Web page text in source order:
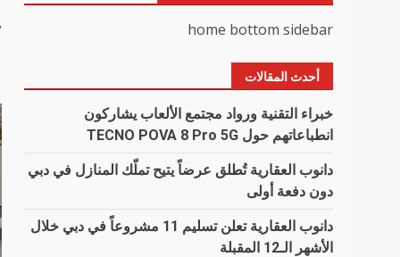
home bottom sidebar
أحدث المقالات
خبراء التقنية ورواد مجتمع الألعاب يشاركون
انطباعاتهم حول TECNO POVA 8 Pro 5G
دانوب العقارية تُطلق عرضاً يتيح تملّك المنازل في دبي
دون دفعة أولى
دانوب العقارية تعلن تسليم 11 مشروعاً في دبي خلال
الأشهر الـ12 المقبلة